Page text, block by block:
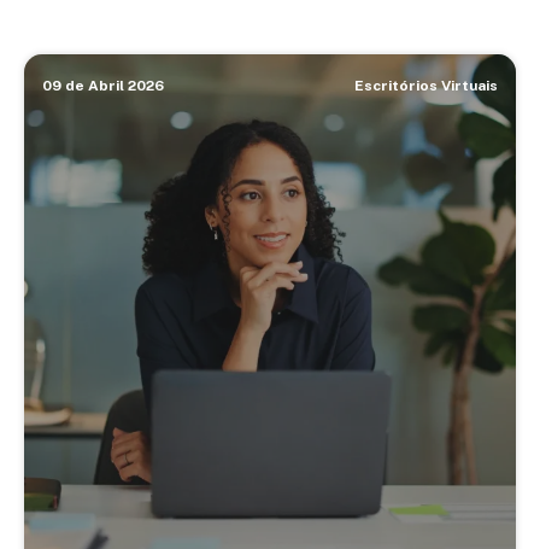
09 de Abril 2026 Escritórios Virtuais